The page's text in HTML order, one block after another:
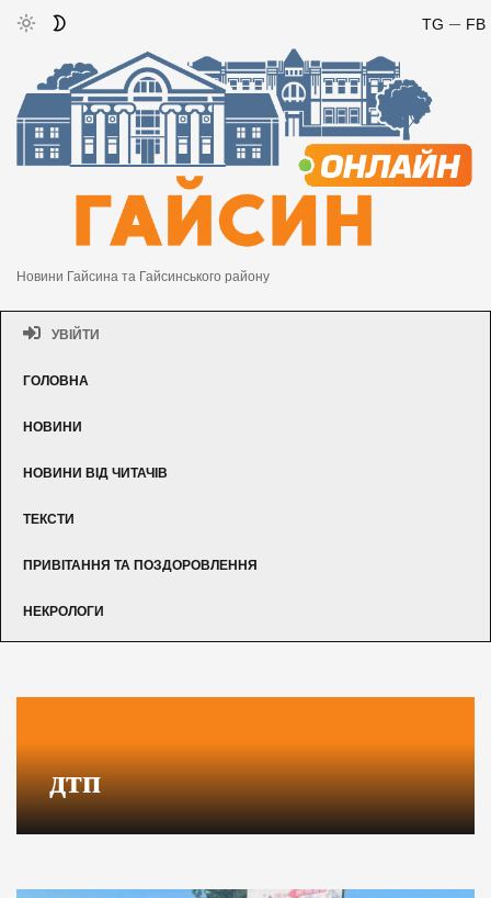
FB
TG
Новини Гайсина та Гайсинського району
УВІЙТИ
ГОЛОВНА
НОВИНИ
НОВИНИ ВІД ЧИТАЧІВ
ТЕКСТИ
ПРИВІТАННЯ ТА ПОЗДОРОВЛЕННЯ
НЕКРОЛОГИ
дтп